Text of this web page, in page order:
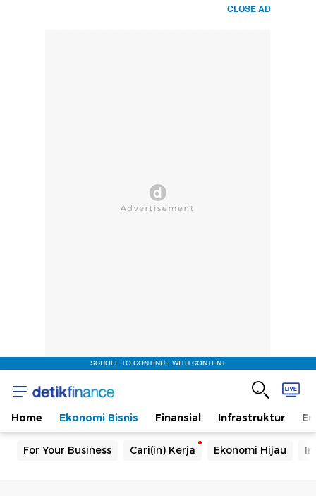
CLOSE AD
SCROLL TO CONTINUE WITH CONTENT
Home Ekonomi Bisnis Finansial Infrastruktur
For Your Business Cari(in) Kerja Ekonomi Hijau